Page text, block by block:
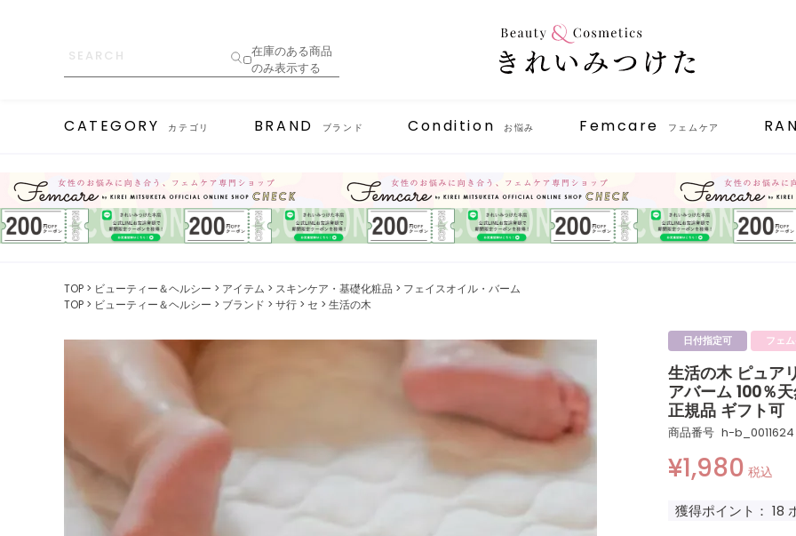
在庫のある商品
のみ表示する
CATEGORY カテゴリ BRAND ブランド Condition お悩み Femcare フェムケア
TOP ビューティー＆ヘルシー アイテム スキンケア・基礎化粧品
フェイスオイル・バーム
TOP
ビューティー＆ヘルシー ブランド サ行 セ 生活の木
日付指定可 フェ
生活の木 ピュア
アバーム 100％
正規品 ギフト可
商品番号 h-b_0011624
¥1,980 税込
獲得ポイント： 18